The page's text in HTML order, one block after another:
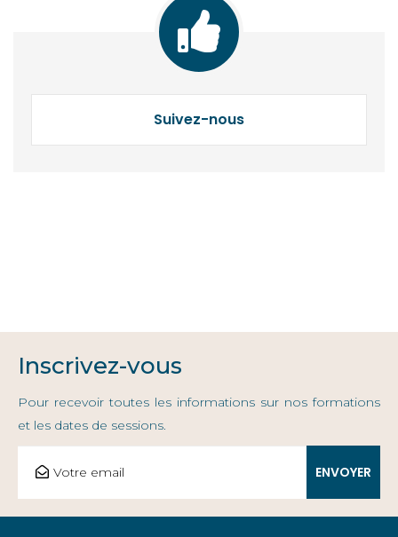
Suivez-nous
Inscrivez-vous
Pour recevoir toutes les informations sur nos formations
et les dates de sessions.